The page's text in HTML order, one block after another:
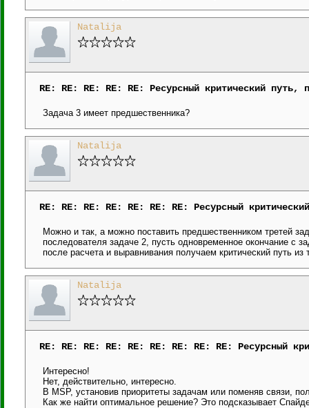
Natalija
RE: RE: RE: RE: RE: Ресурсный критический путь,
Задача 3 имеет предшественника?
Natalija
RE: RE: RE: RE: RE: RE: RE: Ресурсный
Можно и так, а можно поставить предшественником третей
последователя задаче 2, пусть одновременное окончание с
после расчета и выравнивания получаем критический путь
Natalija
RE: RE: RE: RE: RE: RE: RE: RE: RE: Ресурсный
Интересно!
Нет, действительно, интересно.
В MSP, установив приоритеты задачам или поменяв связи,
Как же найти оптимальное решение? Это подсказывает